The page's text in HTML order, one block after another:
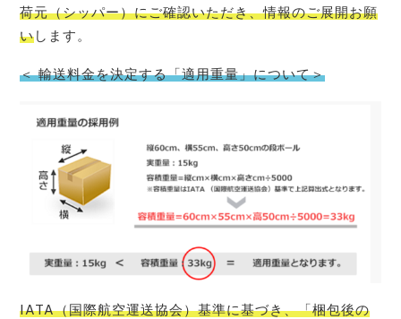
荷元（シッパー）にご確認いただき、情報のご展開お願
いします。
＜ 輸送料金を決定する「適用重量」について＞
IATA（国際航空運送協会）基準に基づき、「梱包後の